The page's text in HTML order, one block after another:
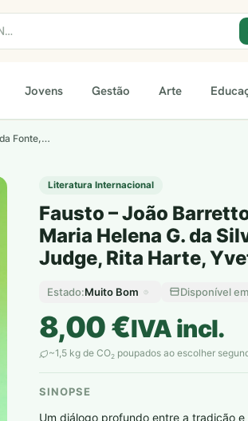
Jovens Gestão Arte
Fonte,…
Literatura Internacional
Fausto – João
Maria Helena G. da
Judge, Rita Harte,
Estado:Muito Bom Disponível
8,00€IVA incl.
~1,5 kg de CO2 poupados ao escolher
SINOPSE
Um diálogo profundo entre a tradição